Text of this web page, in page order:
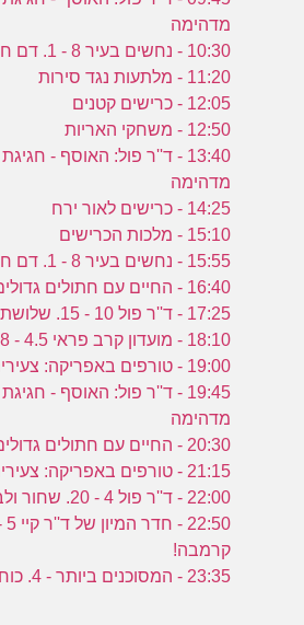
מדהימה
10:30 - נחשים בעיר 8 - 1. דם חדש
11:20 - מלתעות נגד סירות
12:05 - כרישים קטנים
12:50 - משחקי האריות
13:40 - ד''ר פול: האוסף -
מדהימה
14:25 - כרישים לאור ירח
15:10 - מלכות הכרישים
15:55 - נחשים בעיר 8 - 1. דם חדש
16:40 - החיים עם חתולים גדולים
17:25 - ד''ר פול 10 - 15. שלושת החזירונים
18:10 - מועדון קרב פראי 4.5 - 8. שוברי עצמות
19:00 - טורפים באפריקה: צעירים
19:45 - ד''ר פול: האוסף -
מדהימה
20:30 - החיים עם חתולים גדולים
21:15 - טורפים באפריקה: צעירים
22:00 - ד''ר פול 4 - 20. שחור ולבן
קרמבה!
23:35 - המסוכנים ביותר - 4. כוח-על